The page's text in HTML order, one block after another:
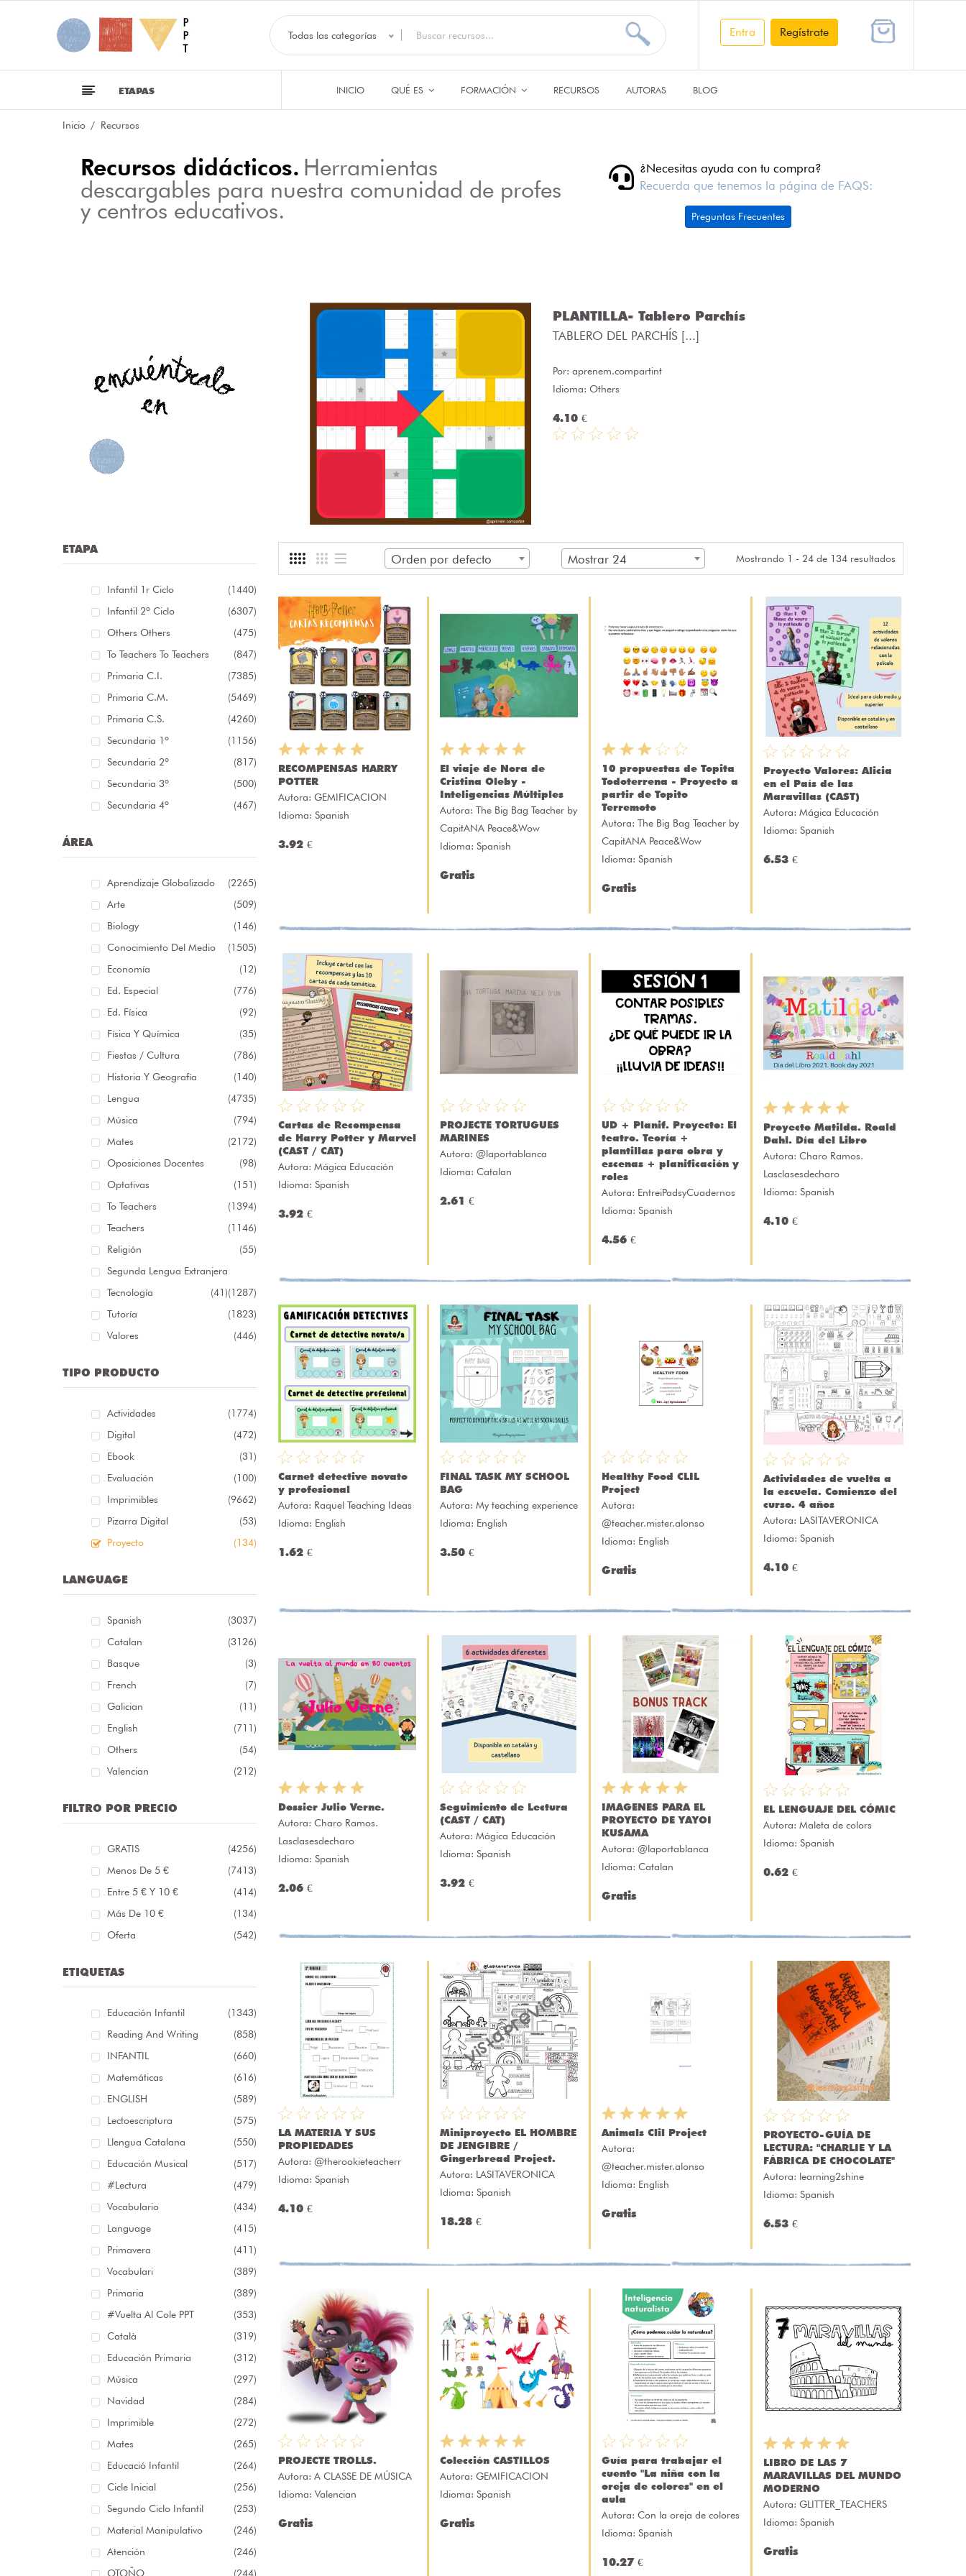
Todas las categorías Entra Regístrate
ETAPAS INICIO QUÉ ES FORMACIÓN RECURSOS AUTORAS BLOG
Inicio Recursos
Recursos didácticos. Herramientas
descargables para nuestra comunidad de profes
y centros educativos.
¿Necesitas ayuda con tu compra?
Recuerda que tenemos la página de FAQS:
Preguntas Frecuentes
sobre as distintas clases de palabras [...]
PLANTILLA- Tablero Parchís
TABLERO DEL PARCHÍS [...]
Por:aprenem.compartint
Idioma: Others
4.10 €
ETAPA
Infantil 1r Ciclo
(1440)
Infantil 2º Ciclo
(6307)
Others Others
(475)
To Teachers To Teachers
(847)
Primaria C.I.
(7385)
Primaria C.M.
(5469)
Primaria C.S.
(4260)
Secundaria 1º
(1156)
Secundaria 2º
(817)
Secundaria 3º
(500)
Secundaria 4º
(467)
ÁREA
Aprendizaje Globalizado
(2265)
Arte
(509)
Biology
(146)
Conocimiento Del Medio
(1505)
Economía
(12)
Ed. Especial
(776)
Ed. Física
(92)
Física Y Química
(35)
Fiestas / Cultura
(786)
Historia Y Geografía
(140)
Lengua
(4735)
Música
(794)
Mates
(2172)
Oposiciones Docentes
(98)
Optativas
(151)
To Teachers
(1394)
Teachers
(1146)
Religión
(55)
Segunda Lengua Extranjera
(1287)
Tecnología
(41)
Tutoría
(1823)
Valores
(446)
TIPO PRODUCTO
Actividades
(1774)
Digital
(472)
Ebook
(31)
Evaluación
(100)
Imprimibles
(9662)
Pizarra Digital
(53)
Proyecto
(134)
LANGUAGE
Spanish
(3037)
Catalan
(3126)
Basque
(3)
French
(7)
Galician
(11)
English
(711)
Others
(54)
Valencian
(212)
FILTRO POR PRECIO
GRATIS
(4256)
Menos De 5 €
(7413)
Entre 5 € Y 10 €
(414)
Más De 10 €
(134)
Oferta
(542)
ETIQUETAS
Educación Infantil
(1343)
Reading And Writing
(858)
INFANTIL
(660)
Matemáticas
(616)
ENGLISH
(589)
Lectoescriptura
(575)
Llengua Catalana
(550)
Educación Musical
(517)
#lectura
(479)
Vocabulario
(434)
Language
(415)
Primavera
(411)
Vocabulari
(389)
Primaria
(389)
#Vuelta Al Cole PPT
(353)
Català
(319)
Educación Primaria
(312)
Música
(297)
Navidad
(284)
Imprimible
(272)
Mates
(265)
Educació Infantil
(264)
Cicle Inicial
(256)
Segundo Ciclo Infantil
(253)
Material Manipulativo
(246)
Atención
(246)
OTOÑO
(244)
Orden por defecto Mostrar 24 Mostrando 1 - 24 de 134 resultados
RECOMPENSAS HARRY
POTTER
Autora: GEMIFICACION
Idioma: Spanish
3.92 €
El viaje de Nora de
Cristina Oleby -
Inteligencias Múltiples
Autora: The Big Bag Teacher by
CapitANA Peace&Wow
Idioma: Spanish
Gratis
10 propuestas de Topita
Todoterrena - Proyecto a
partir de Topito
Terremoto
Autora: The Big Bag Teacher by
CapitANA Peace&Wow
Idioma: Spanish
Gratis
Proyecto Valores: Alicia
en el País de las
Maravillas (CAST)
Autora: Mágica Educación
Idioma: Spanish
6.53 €
Cartas de Recompensa
de Harry Potter y Marvel
(CAST / CAT)
Autora: Mágica Educación
Idioma: Spanish
3.92 €
PROJECTE TORTUGUES
MARINES
Autora: @laportablanca
Idioma: Catalan
2.61 €
UD + Planif. Proyecto: El
teatro. Teoría +
plantillas para obra y
escenas + planificación y
roles
Autora: EntreiPadsyCuadernos
Idioma: Spanish
4.56 €
Proyecto Matilda. Roald
Dahl. Día del Libro
Autora: Charo Ramos.
Lasclasesdecharo
Idioma: Spanish
4.10 €
Carnet detective novato
y profesional
Autora: Raquel Teaching Ideas
Idioma: English
1.62 €
FINAL TASK MY SCHOOL
BAG
Autora: My teaching experience
Idioma: English
3.50 €
Healthy Food CLIL
Project
Autora:
@teacher.mister.alonso
Idioma: English
Gratis
Actividades de vuelta a
la escuela. Comienzo del
curso. 4 años
Autora: LASITAVERONICA
Idioma: Spanish
4.10 €
Dossier Julio Verne.
Autora: Charo Ramos.
Lasclasesdecharo
Idioma: Spanish
2.06 €
Seguimiento de Lectura
(CAST / CAT)
Autora: Mágica Educación
Idioma: Spanish
3.92 €
IMAGENES PARA EL
PROYECTO DE YAYOI
KUSAMA
Autora: @laportablanca
Idioma: Catalan
Gratis
EL LENGUAJE DEL CÓMIC
Autora: Maleta de colors
Idioma: Spanish
0.62 €
LA MATERIA Y SUS
PROPIEDADES
Autora: @therookieteacherr
Idioma: Spanish
4.10 €
Miniproyecto EL HOMBRE
DE JENGIBRE /
Gingerbread Project.
Autora: LASITAVERONICA
Idioma: Spanish
18.28 €
Animals Clil Project
Autora:
@teacher.mister.alonso
Idioma: English
Gratis
PROYECTO-GUÍA DE
LECTURA: "CHARLIE Y LA
FÁBRICA DE CHOCOLATE"
Autora: learning2shine
Idioma: Spanish
6.53 €
PROJECTE TROLLS.
Autora: A CLASSE DE MÚSICA
Idioma: Valencian
Gratis
Colección CASTILLOS
Autora: GEMIFICACION
Idioma: Spanish
Gratis
Guía para trabajar el
cuento "La niña con la
oreja de colores" en el
aula
Autora: Con la oreja de colores
Idioma: Spanish
10.27 €
LIBRO DE LAS 7
MARAVILLAS DEL MUNDO
MODERNO
Autora: GLITTER_TEACHERS
Idioma: Spanish
Gratis